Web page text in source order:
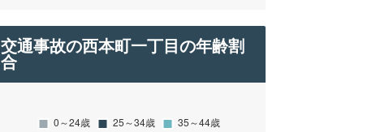
交通事故の西本町一丁目の年齢割
合